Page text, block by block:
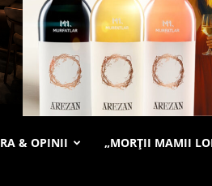
& OPINII „MORȚII MAMII